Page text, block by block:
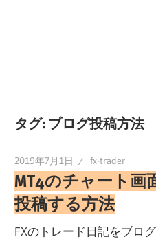
タグ: ブログ投稿方法
2019年7月1日 fx-trader
MT4のチャート画
投稿する方法
FXのトレード日記をブロ